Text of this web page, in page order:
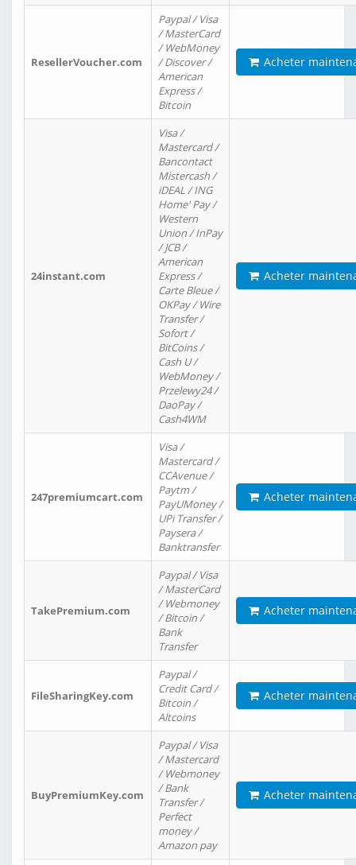
ResellerVoucher.com
Paypal / Visa
/ MasterCard
/ WebMoney
/ Discover /
American
Express /
Bitcoin
Acheter
24instant.com
Visa /
Mastercard /
Bancontact
Mistercash /
iDEAL / ING
Home' Pay /
Western
Union / InPay
/ JCB /
American
Express /
Carte Bleue /
OKPay / Wire
Transfer /
Sofort /
BitCoins /
Cash U /
WebMoney /
Przelewy24 /
DaoPay /
Cash4WM
Acheter
247premiumcart.com
Visa /
Mastercard /
CCAvenue /
Paytm /
PayUMoney /
UPi Transfer /
Paysera /
Banktransfer
Acheter
TakePremium.com
Paypal / Visa
/ MasterCard
/ Webmoney
/ Bitcoin /
Bank
Transfer
Acheter
FileSharingKey.com
Paypal /
Credit Card /
Bitcoin /
Altcoins
Acheter
BuyPremiumKey.com
Paypal / Visa
/ Mastercard
/ Webmoney
/ Bank
Transfer /
Perfect
money /
Amazon pay
Acheter